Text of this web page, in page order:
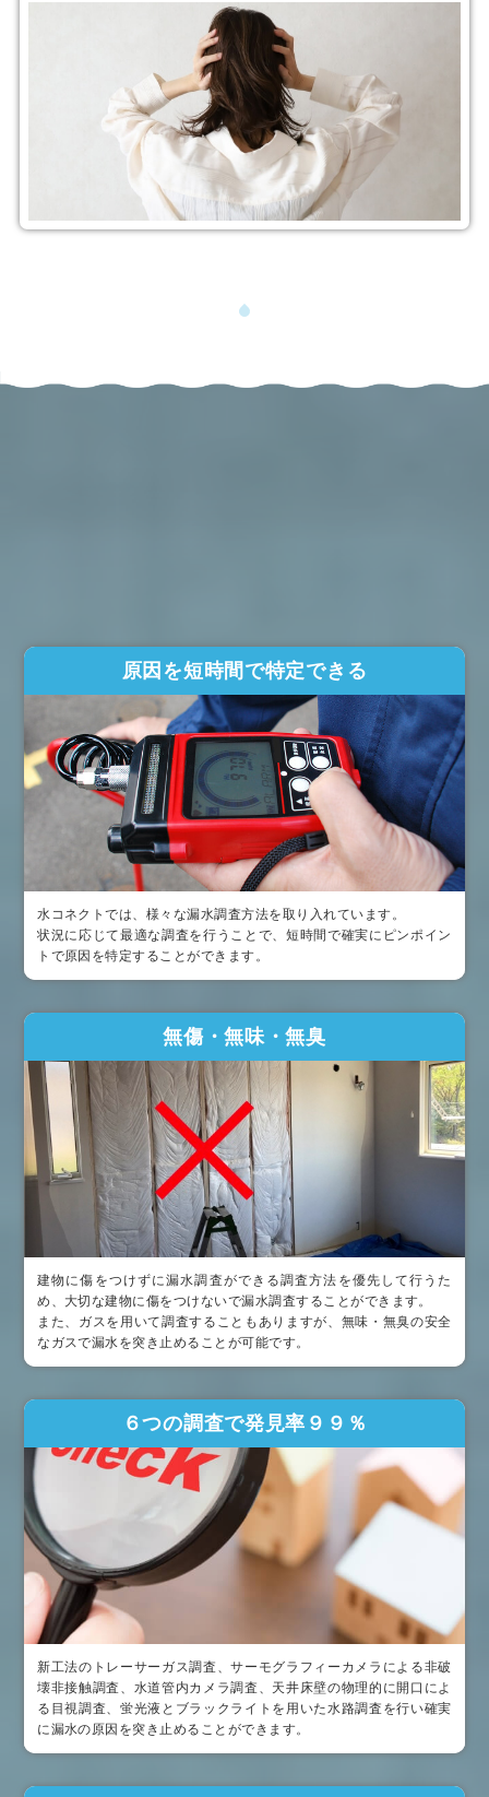
原因を短時間で特定できる
水コネクトでは、様々な漏水調査方法を取り入れています。
状況に応じて最適な調査を行うことで、短時間で確実にピンポイン
トで原因を特定することができます。
無傷・無味・無臭
建物に傷をつけずに漏水調査ができる調査方法を優先して行うた
め、大切な建物に傷をつけないで漏水調査することができます。
また、ガスを用いて調査することもありますが、無味・無臭の安全
なガスで漏水を突き止めることが可能です。
６つの調査で発見率９９％
新工法のトレーサーガス調査、サーモグラフィーカメラによる非破
壊非接触調査、水道管内カメラ調査、天井床壁の物理的に開口によ
る目視調査、蛍光液とブラックライトを用いた水路調査を行い確実
に漏水の原因を突き止めることができます。